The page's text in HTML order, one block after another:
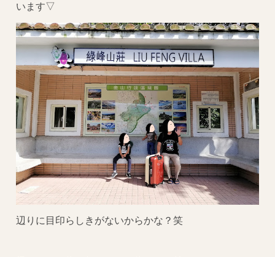
います▽
辺りに目印らしきがないからかな？笑